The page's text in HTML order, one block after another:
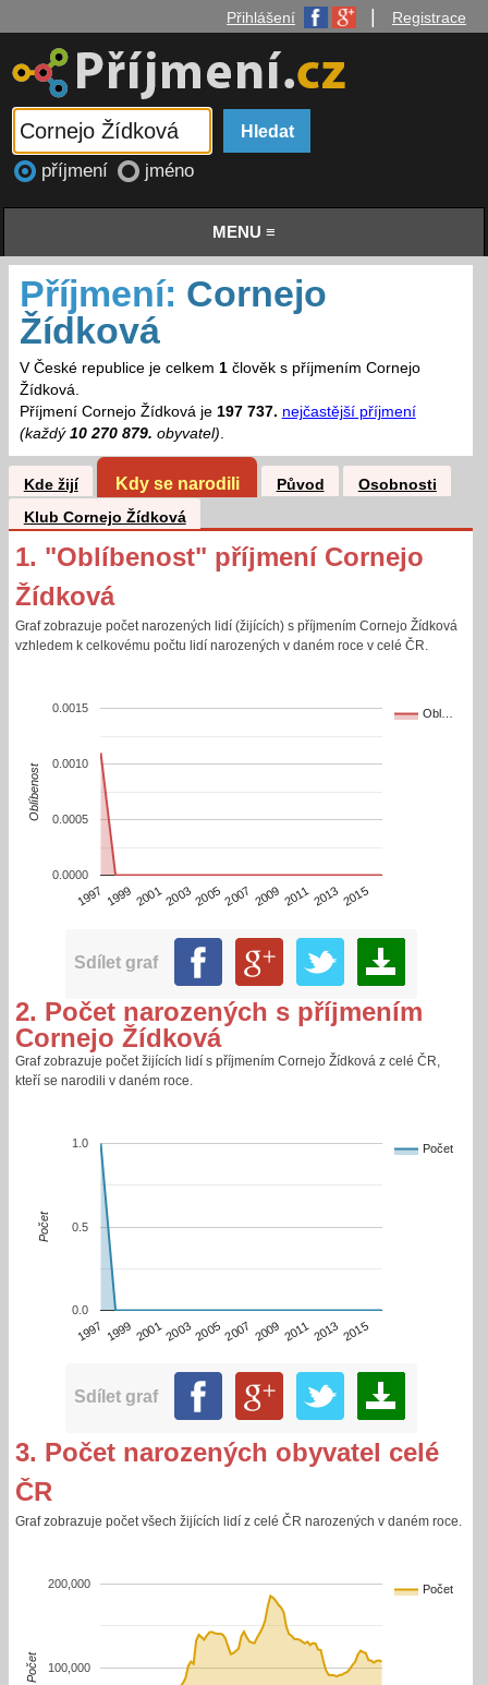
Přihlášení Registrace
příjmení jméno
MENU ≡
Příjmení: Cornejo
Žídková
V České republice je celkem 1člověk s příjmením Cornejo
Žídková.
Příjmení Cornejo Žídková je 197 737. nejčastější příjmení
(každý 10 270 879. obyvatel).
Kde žijí Kdy se narodili Původ
Osobnosti
Klub Cornejo Žídková
1. "Oblíbenost" příjmení Cornejo
Žídková
Graf zobrazuje počet narozených lidí (žijících) s příjmením Cornejo Žídková
vzhledem k celkovému počtu lidí narozených v daném roce v celé ČR.
Obl…
1997 1999 2001200320052007 2009 201120132015
0.0000
0.0005
0.0010
0.0015
Oblíbenost
Sdílet graf
2. Počet narozených s příjmením
Cornejo Žídková
Graf zobrazuje počet žijících lidí s příjmením Cornejo Žídková z celé ČR,
kteří se narodili v daném roce.
Počet
1997 1999 2001200320052007 2009 201120132015
0.0
0.5
1.0
Počet
Sdílet graf
3. Počet narozených obyvatel celé
ČR
Graf zobrazuje počet všech žijících lidí z celé ČR narozených v daném roce.
Počet
100,000
200,000
Počet